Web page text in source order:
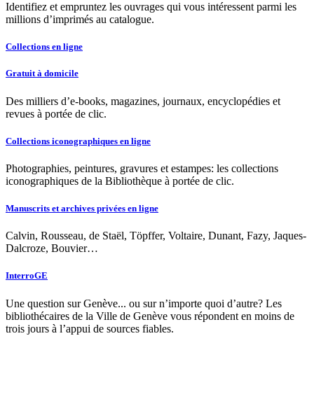
Identifiez et empruntez les ouvrages qui vous intéressent parmi les
millions d’imprimés au catalogue.
Collections en ligne
Gratuit à domicile
Des milliers d’e-books, magazines, journaux, encyclopédies et
revues à portée de clic.
Collections iconographiques en ligne
Photographies, peintures, gravures et estampes: les collections
iconographiques de la Bibliothèque à portée de clic.
Manuscrits et archives privées en ligne
Calvin, Rousseau, de Staël, Töpffer, Voltaire, Dunant, Fazy, Jaques-
Dalcroze, Bouvier…
InterroGE
Une question sur Genève... ou sur n’importe quoi d’autre? Les
bibliothécaires de la Ville de Genève vous répondent en moins de
trois jours à l’appui de sources fiables.